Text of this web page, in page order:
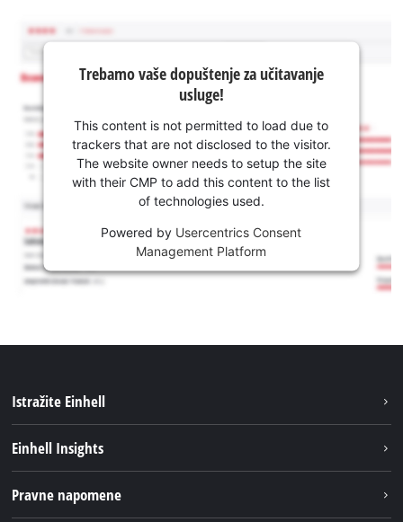
Trebamo vaše dopuštenje za učitavanje
usluge!
This content is not permitted to load due to
trackers that are not disclosed to the visitor.
The website owner needs to setup the site
with their CMP to add this content to the list
of technologies used.
Powered by Usercentrics Consent
Management Platform
Istražite Einhell
Einhell Insights
Pravne napomene